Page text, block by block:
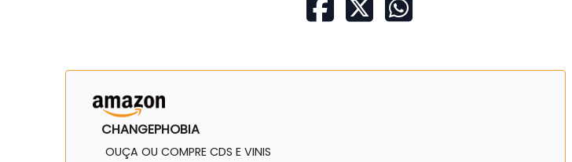
CHANGEPHOBIA
OUÇA OU COMPRE CDS E VINIS